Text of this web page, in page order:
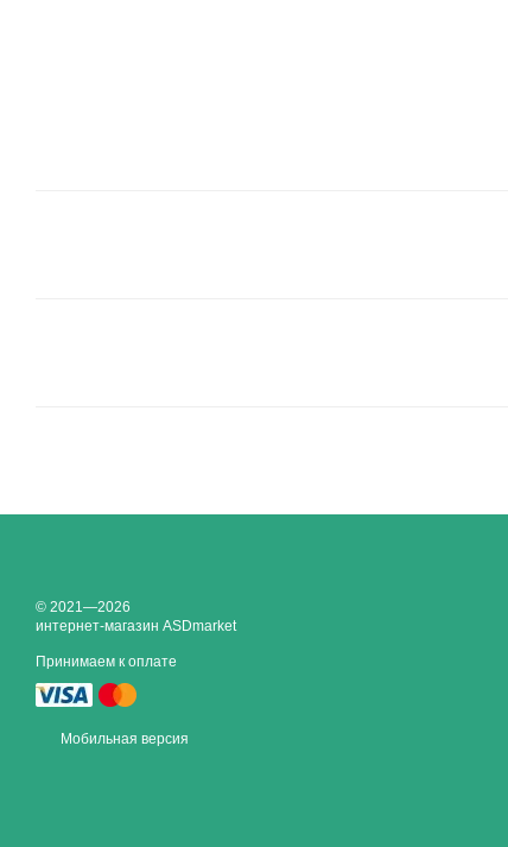
© 2021—2026
интернет-магазин ASDmarket
Принимаем к оплате
Мобильная версия